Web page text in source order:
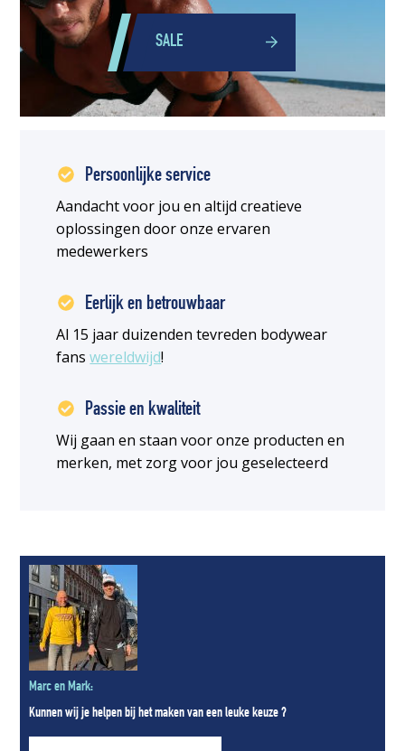
SALE
Persoonlijke service
Aandacht voor jou en altijd creatieve
oplossingen door onze ervaren
medewerkers
Eerlijk en betrouwbaar
Al 15 jaar duizenden tevreden bodywear
fanswereldwijd!
Passie en kwaliteit
Wij gaan en staan voor onze producten en
merken, met zorg voor jou geselecteerd
Marc en Mark:
Kunnen wij je helpen bij het maken van een leuke keuze ?